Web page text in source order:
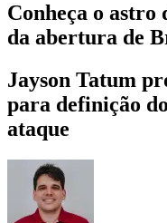
Conheça o
da abertura de
Jayson Tatum
para definição
ataque